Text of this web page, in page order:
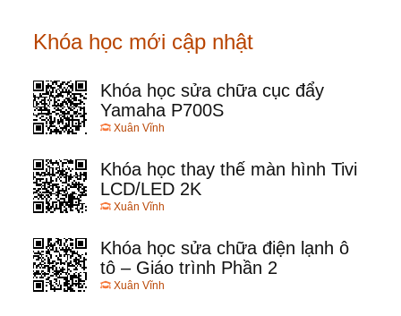
Khóa học mới cập nhật
Khóa học sửa chữa cục đẩy
Yamaha P700S
Xuân Vĩnh
Khóa học thay thế màn hình Tivi
LCD/LED 2K
Xuân Vĩnh
Khóa học sửa chữa điện lạnh ô
tô – Giáo trình Phần 2
Xuân Vĩnh